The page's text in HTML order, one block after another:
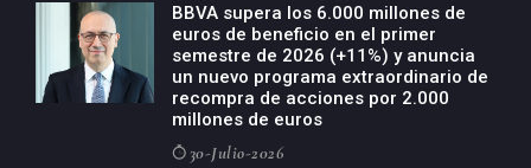
BBVA supera los 6.000 millones de
euros de beneficio en el primer
semestre de 2026 (+11%) y anuncia
un nuevo programa extraordinario de
recompra de acciones por 2.000
millones de euros
30-Julio-2026